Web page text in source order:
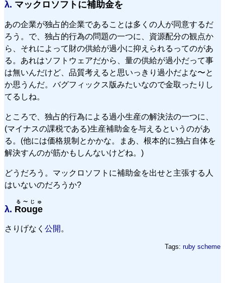
λ. マックロソフトに補助金を
あの企業が独占的企業であることは多くの人が同意するだ
ろう。で、独占的行為の問題の一つに、資源配分の観点か
ら、それによって財の供給が過小に抑えられるってのがあ
る。あれはソフトウェアだから、量の供給が過小だって事
は無いんだけど、品質考えると思いっきり過小だよな〜と
か思うんだ。バグフィックス版みたいなので金取ったりし
てるしね。
ところで、独占的行為による過小生産の解決法の一つに、
(マイナスの課税である)生産補助金を与えるというのがあ
る。(他には価格規制とかかな。まあ、根本的に独占自体を
解決すんのが筋かもしんないけどね。)
どうだろう。マックロソフトに補助金を出せと主張する人
はいないのだろうか?
λ. Rouge
る〜じゅ
さりげなく 公開 。
Tags: ruby scheme